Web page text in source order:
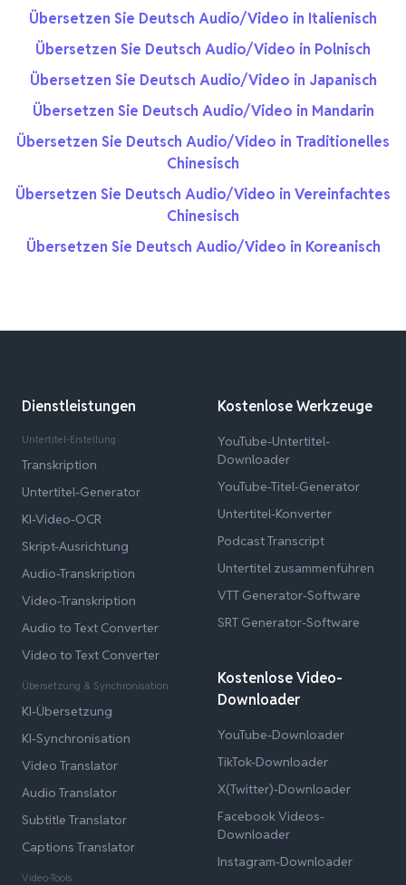
Übersetzen Sie Deutsch Audio/Video in Italienisch
Übersetzen Sie Deutsch Audio/Video in Polnisch
Übersetzen Sie Deutsch Audio/Video in Japanisch
Übersetzen Sie Deutsch Audio/Video in Mandarin
Übersetzen Sie Deutsch Audio/Video in Traditionelles
Chinesisch
Übersetzen Sie Deutsch Audio/Video in Vereinfachtes
Chinesisch
Übersetzen Sie Deutsch Audio/Video in Koreanisch
Dienstleistungen
Untertitel-Erstellung
Transkription
Untertitel-Generator
KI-Video-OCR
Skript-Ausrichtung
Audio-Transkription
Video-Transkription
Audio to Text Converter
Video to Text Converter
Übersetzung & Synchronisation
KI-Übersetzung
KI-Synchronisation
Video Translator
Audio Translator
Subtitle Translator
Captions Translator
Video-Tools
Kostenlose Werkzeuge
YouTube-Untertitel-
Downloader
YouTube-Titel-Generator
Untertitel-Konverter
Podcast Transcript
Untertitel zusammenführen
VTT Generator-Software
SRT Generator-Software
Kostenlose Video-
Downloader
YouTube-Downloader
TikTok-Downloader
X(Twitter)-Downloader
Facebook Videos-
Downloader
Instagram-Downloader